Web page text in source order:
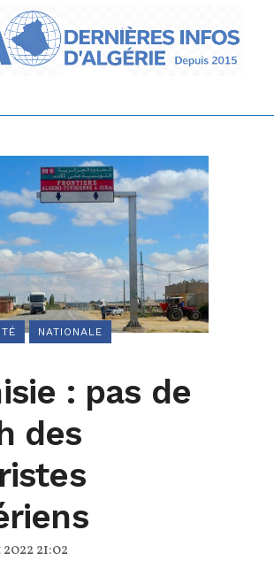
NATIONALE
: pas de
des
21:02